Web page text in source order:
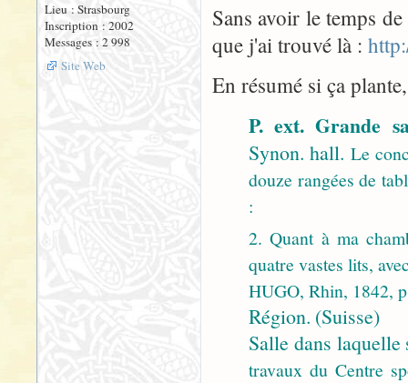
Lieu : Strasbourg
Inscription : 2002
Messages : 2 998
Site Web
Sans avoir le temps
que j'ai trouvé là :
En résumé si ça
P. ext. Grande
Synon. hall. Le
douze rangées de
:
2. Quant à ma
quatre vastes lits,
HUGO, Rhin, 1842,
Région. (Suisse)
Salle dans
travaux du Centre